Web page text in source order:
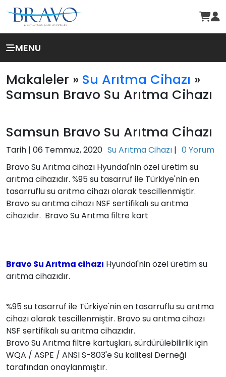
MENU
Makaleler » Su Arıtma Cihazı »
Samsun Bravo Su Arıtma Cihazı
Samsun Bravo Su Arıtma Cihazı
Tarih | 06 Temmuz, 2020 Su Arıtma Cihazı | 0 Yorum
Bravo Su Arıtma cihazı Hyundai'nin özel üretim su
arıtma cihazıdır. %95 su tasarruf ile Türkiye'nin en
tasarruflu su arıtma cihazı olarak tescillenmiştir.
Bravo su arıtma cihazı NSF sertifikalı su arıtma
cihazıdır. Bravo Su Arıtma filtre kart
Bravo Su Arıtma cihazı Hyundai'nin özel üretim su
arıtma cihazıdır.
%95 su tasarruf ile Türkiye'nin en tasarruflu su arıtma
cihazı olarak tescillenmiştir. Bravo su arıtma cihazı
NSF sertifikalı su arıtma cihazıdır.
Bravo Su Arıtma filtre kartuşları, sürdürülebilirlik için
WQA / ASPE / ANSI S-803'e Su kalitesi Derneği
tarafından onaylanmıştır.